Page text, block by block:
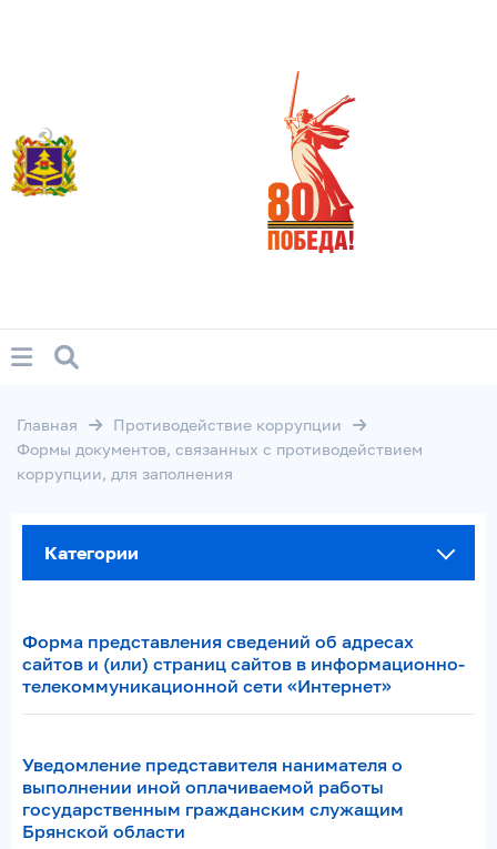
Главная
Противодействие коррупции
Формы документов, связанных с противодействием
коррупции, для заполнения
Категории
Форма представления сведений об адресах
сайтов и (или) страниц сайтов в информационно-
телекоммуникационной сети «Интернет»
Уведомление представителя нанимателя о
выполнении иной оплачиваемой работы
государственным гражданским служащим
Брянской области